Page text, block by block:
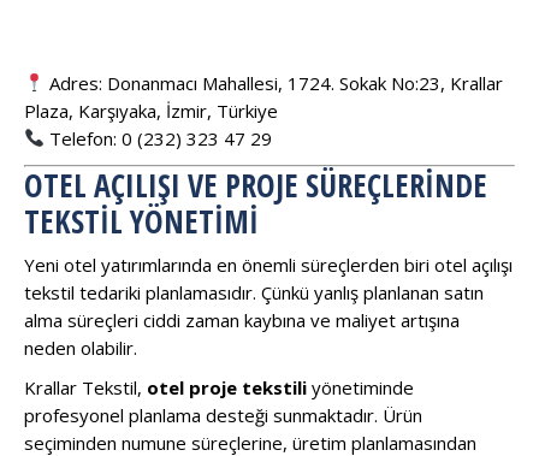
Adres: Donanmacı Mahallesi, 1724. Sokak No:23, Krallar
Plaza, Karşıyaka, İzmir, Türkiye
Telefon: 0 (232) 323 47 29
OTEL AÇILIŞI VE PROJE SÜREÇLERINDE
TEKSTIL YÖNETIMI
Yeni otel yatırımlarında en önemli süreçlerden biri otel açılışı
tekstil tedariki planlamasıdır. Çünkü yanlış planlanan satın
alma süreçleri ciddi zaman kaybına ve maliyet artışına
neden olabilir.
Krallar Tekstil, otel proje tekstili yönetiminde
profesyonel planlama desteği sunmaktadır. Ürün
seçiminden numune süreçlerine, üretim planlamasından